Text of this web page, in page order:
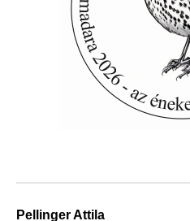
Pellinger Attila